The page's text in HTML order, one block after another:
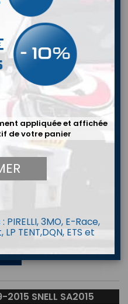
composite
2015 SNELL SA2015
appliquée et affichée
de votre panier
3MO, E-Race,
TENT,DQN, ETS et